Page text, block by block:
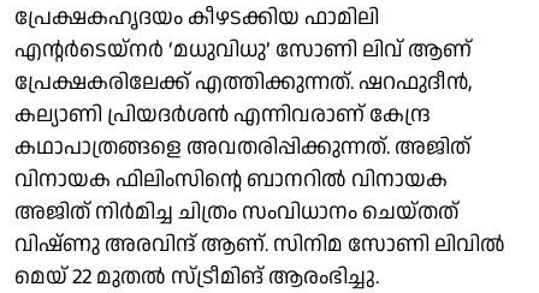
പ്രേക്ഷകഹൃദയം കീഴടക്കിയ ഫാമിലി
എന്റർടെയ്‌നർ ‘മധുവിധു’ സോണി ലിവ് ആണ്
പ്രേക്ഷകരിലേക്ക് എത്തിക്കുന്നത്. ഷറഫുദീൻ,
കല്യാണി പ്രിയദർശൻ എന്നിവരാണ് കേന്ദ്ര
കഥാപാത്രങ്ങളെ അവതരിപ്പിക്കുന്നത്. അജിത്
വിനായക ഫിലിംസിന്റെ ബാനറിൽ വിനായക
അജിത് നിർമിച്ച ചിത്രം സംവിധാനം ചെയ്തത്
വിഷ്ണു അരവിന്ദ് ആണ്. സിനിമ സോണി ലിവിൽ
മെയ് 22 മുതൽ സ്ട്രീമിങ് ആരംഭിച്ചു.